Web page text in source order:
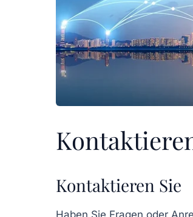
Kontaktieren Sie